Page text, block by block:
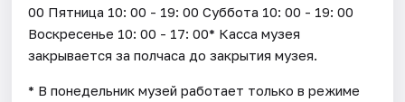
00 Пятница 10: 00 - 19: 00 Суббота 10: 00 - 19: 00
Воскресенье 10: 00 - 17: 00* Касса музея
закрывается за полчаса до закрытия музея.
* В понедельник музей работает только в режиме